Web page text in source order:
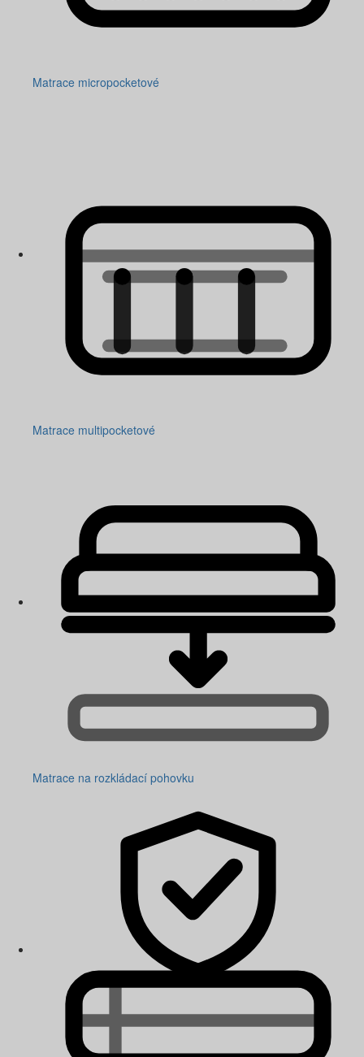
Matrace micropocketové
Matrace multipocketové
Matrace na rozkládací pohovku